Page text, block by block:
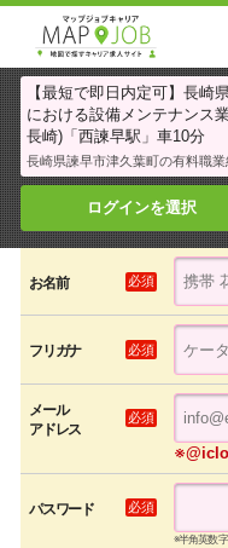
【最短で即日内定可】長崎
における設備メンテナンス
長崎)「西諫早駅」車10分
長崎県諫早市津久葉町の有料職業
ログインを選択
お名前 必須
フリガナ 必須
メール
アドレス
必須
パスワード 必須
※半角英数